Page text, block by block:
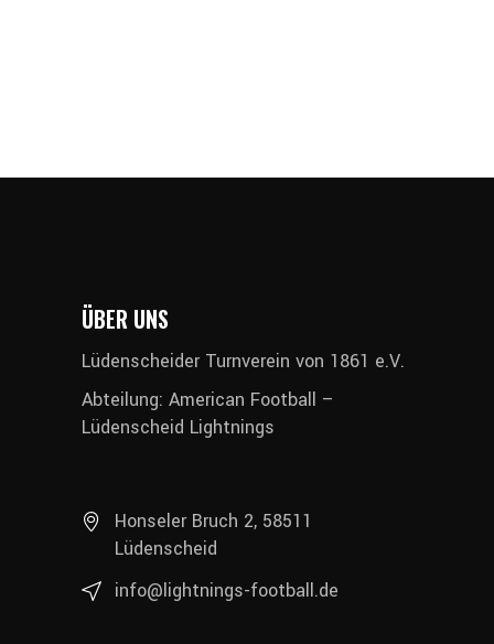
ÜBER UNS
Lüdenscheider Turnverein von 1861 e.V.
Abteilung: American Football –
Lüdenscheid Lightnings
Honseler Bruch 2, 58511
Lüdenscheid
info@lightnings-football.de